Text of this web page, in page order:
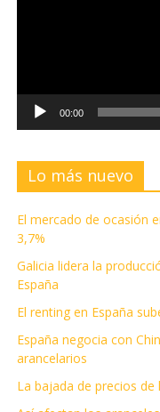
00:00
Lo más nuevo
El mercado de ocasión
3,7%
Galicia lidera la
España
El renting en España
España negocia con
arancelarios
La bajada de precios de